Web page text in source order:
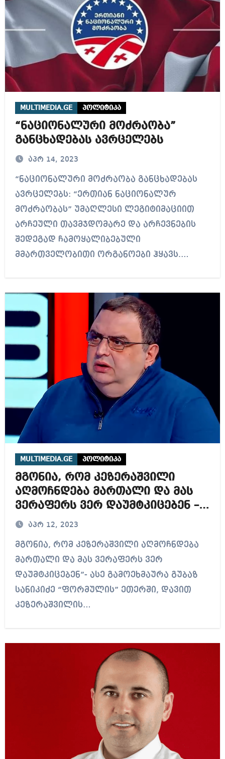
MULTIMEDIA.GE პოლიტიკა
“ნაციონალური მოძრაობა”
განცხადებას ავრცელებს
აპრ 14, 2023
“ნაციონალური მოძრაობა განცხადებას
ავრცელებს: “ერთიან ნაციონალურ
მოძრაობას” უმაღლესი ლეგიტიმაციით
არჩეული თავმჯდომარე და არჩევნების
შედეგად ჩამოყალიბებული
მმართველობითი ორგანოები ჰყავს.…
MULTIMEDIA.GE პოლიტიკა
მგონია, რომ კეზერაშვილი
აღმოჩნდება მართალი და მას
ვერაფერს ვერ დაუმტკიცებენ –
გუბაზ სანიკიძე (ვიდეო)
აპრ 12, 2023
მგონია, რომ კეზერაშვილი აღმოჩნდება
მართალი და მას ვერაფერს ვერ
დაუმტკიცებენ”- ასე გამოეხმაურა გუბაზ
სანიკიძე “ფორმულის” ეთერში, დავით
კეზერაშვილის…